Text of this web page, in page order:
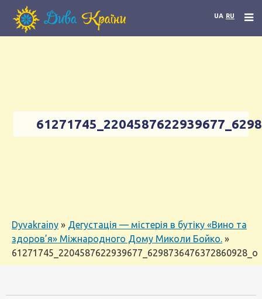
UA RU
Dyvakrainy » Дегустація — містерія в бутіку «Вино та
здоров’я» Міжнародного Дому Миколи Бойко. »
61271745_2204587622939677_6298736476372860928_o